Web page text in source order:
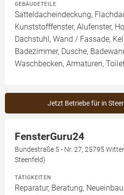
GEBÄUDETEILE
Satteldacheindeckung,
Kunststofffenster, Alufenster,
Dachstuhl, Wand / Fassade,
Badezimmer, Dusche,
Waschbecken, Armaturen,
Jetzt Betriebe für in
FensterGuru24
Bundestraße 5 - Nr. 27, 25795
Steenfeld)
TÄTIGKEITEN
Reparatur, Beratung,